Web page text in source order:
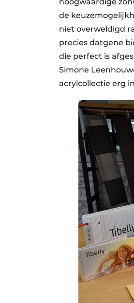
hoogwaardige
de
niet overweldigd
precies datgene
die perfect is
Simone
acrylcollectie erg